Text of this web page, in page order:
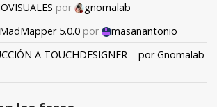
por
gnomalab
5.0.0 por
masanantonio
A TOUCHDESIGNER – por Gnomalab